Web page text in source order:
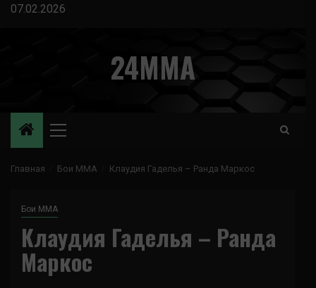
Перейти
07.02.2026
24MMA
Основное
Главная Бои ММА Клаудия Гаделья – Ранда Маркос
Бои ММА
Клаудия Гаделья – Ранда
Маркос